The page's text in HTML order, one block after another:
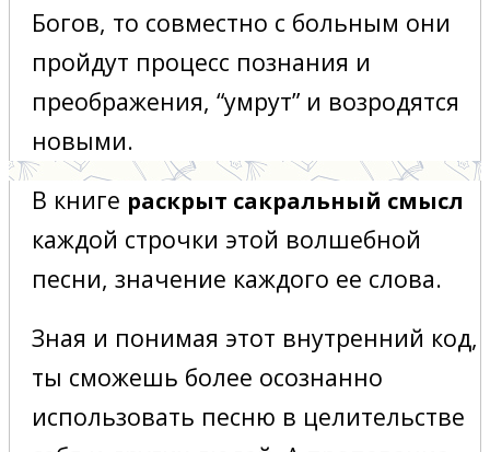
Богов, то совместно с больным они
пройдут процесс познания и
преображения, “умрут” и возродятся
новыми.
В книге раскрыт сакральный смысл
каждой строчки этой волшебной
песни, значение каждого ее слова.
Зная и понимая этот внутренний код,
ты сможешь более осознанно
использовать песню в целительстве